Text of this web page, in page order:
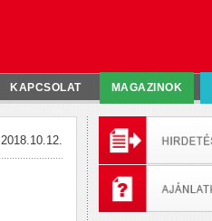
KAPCSOLAT MAGAZINOK
2018.10.12.